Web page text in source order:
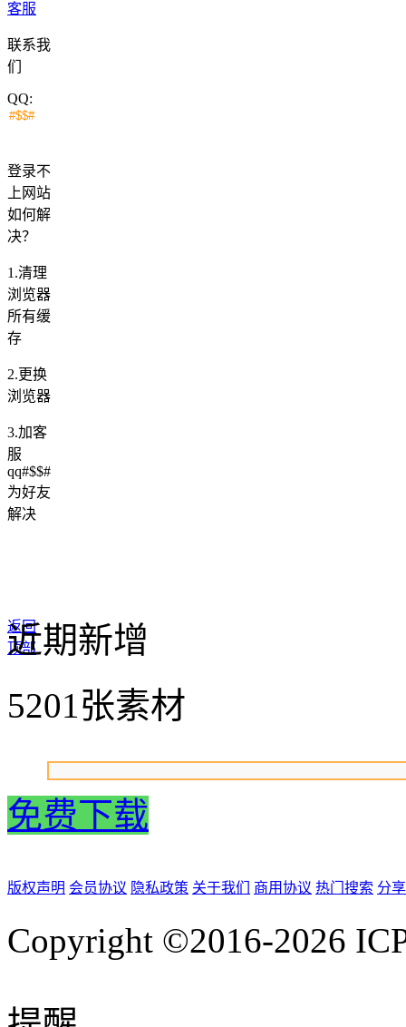
客服
联系我
们
QQ:
登录不
上网站
如何解
决？
1.清理
浏览器
所有缓
存
2.更换
浏览器
3.加客
服
qq#$$#
为好友
解决
返回
顶部
近期新增
5201张素材
免费下载
版权声明 会员协议 隐私政策 关于我们 商用协议 热门搜索 分
Copyright ©2016-2026